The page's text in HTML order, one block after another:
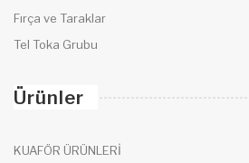
Fırça ve Taraklar
Tel Toka Grubu
Ürünler
KUAFÖR ÜRÜNLERİ